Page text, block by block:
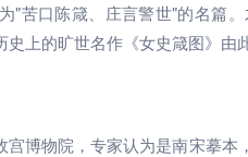
"苦口陈箴、庄言警世"的名篇
上的旷世名作《女史箴图》由此
宫博物院，专家认为是南宋摹